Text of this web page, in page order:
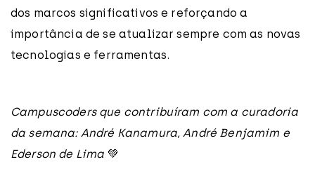
dos marcos significativos e reforçando a
importância de se atualizar sempre com as novas
tecnologias e ferramentas.
Campuscoders que contribuíram com a curadoria
da semana: André Kanamura, André Benjamim e
Ederson de Lima 💚